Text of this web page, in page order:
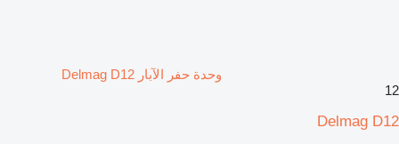
وحدة حفر الآبار Delmag D12
12
Delmag D12